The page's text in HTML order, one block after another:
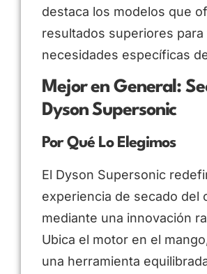
destaca los modelos que
resultados superiores para
necesidades específicas
Mejor en General:
Dyson Supersonic
Por Qué Lo Elegimos
El Dyson Supersonic
experiencia de secado del
mediante una innovación
Ubica el motor en el
una herramienta